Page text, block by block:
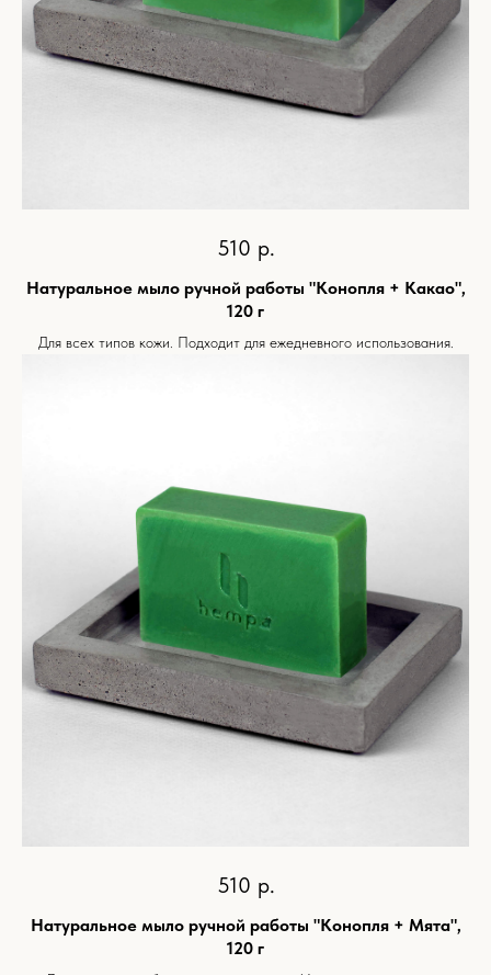
510 р.
Натуральное мыло ручной работы "Конопля + Какао",
120 г
Для всех типов кожи. Подходит для ежедневного использования.
510 р.
Натуральное мыло ручной работы "Конопля + Мята",
120 г